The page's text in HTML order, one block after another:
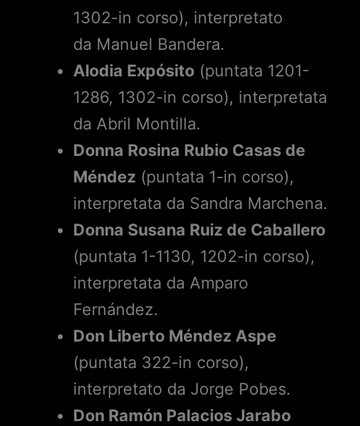
1302-in corso), interpretato
da Manuel Bandera.
Alodia Expósito(puntata 1201-
1286, 1302-in corso), interpretata
da Abril Montilla.
Donna Rosina Rubio Casas de
Méndez(puntata 1-in corso),
interpretata da Sandra Marchena.
Donna Susana Ruiz de Caballero
(puntata 1-1130, 1202-in corso),
interpretata da Amparo
Fernández.
Don Liberto Méndez Aspe
(puntata 322-in corso),
interpretato da Jorge Pobes.
Don Ramón Palacios Jarabo